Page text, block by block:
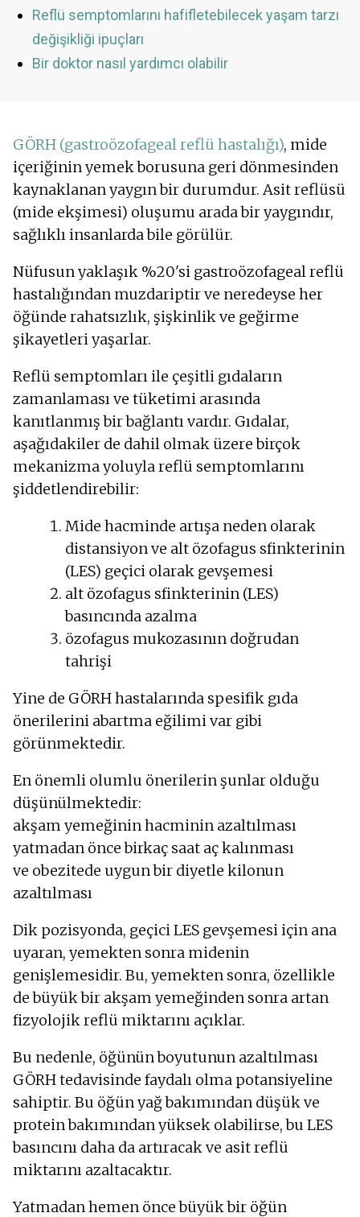
Reflü semptomlarını hafifletebilecek yaşam tarzı
değişikliği ipuçları
Bir doktor nasıl yardımcı olabilir
GÖRH (gastroözofageal reflü hastalığı), mide
içeriğinin yemek borusuna geri dönmesinden
kaynaklanan yaygın bir durumdur. Asit reflüsü
(mide ekşimesi) oluşumu arada bir yaygındır,
sağlıklı insanlarda bile görülür.
Nüfusun yaklaşık %20'si gastroözofageal reflü
hastalığından muzdariptir ve neredeyse her
öğünde rahatsızlık, şişkinlik ve geğirme
şikayetleri yaşarlar.
Reflü semptomları ile çeşitli gıdaların
zamanlaması ve tüketimi arasında
kanıtlanmış bir bağlantı vardır. Gıdalar,
aşağıdakiler de dahil olmak üzere birçok
mekanizma yoluyla reflü semptomlarını
şiddetlendirebilir:
Mide hacminde artışa neden olarak
distansiyon ve alt özofagus sfinkterinin
(LES) geçici olarak gevşemesi
alt özofagus sfinkterinin (LES)
basıncında azalma
özofagus mukozasının doğrudan
tahrişi
Yine de GÖRH hastalarında spesifik gıda
önerilerini abartma eğilimi var gibi
görünmektedir.
En önemli olumlu önerilerin şunlar olduğu
düşünülmektedir:
akşam yemeğinin hacminin azaltılması
yatmadan önce birkaç saat aç kalınması
ve obezitede uygun bir diyetle kilonun
azaltılması
Dik pozisyonda, geçici LES gevşemesi için ana
uyaran, yemekten sonra midenin
genişlemesidir. Bu, yemekten sonra, özellikle
de büyük bir akşam yemeğinden sonra artan
fizyolojik reflü miktarını açıklar.
Bu nedenle, öğünün boyutunun azaltılması
GÖRH tedavisinde faydalı olma potansiyeline
sahiptir. Bu öğün yağ bakımından düşük ve
protein bakımından yüksek olabilirse, bu LES
basıncını daha da artıracak ve asit reflü
miktarını azaltacaktır.
Yatmadan hemen önce büyük bir öğün